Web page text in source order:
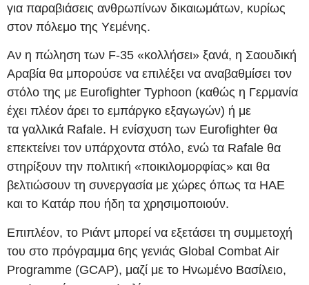
για παραβιάσεις ανθρωπίνων δικαιωμάτων, κυρίως
στον πόλεμο της Υεμένης.
Αν η πώληση των F-35 «κολλήσει» ξανά, η Σαουδική
Αραβία θα μπορούσε να επιλέξει να αναβαθμίσει τον
στόλο της με Eurofighter Typhoon (καθώς η Γερμανία
έχει πλέον άρει το εμπάργκο εξαγωγών) ή με
τα γαλλικά Rafale. Η ενίσχυση των Eurofighter θα
επεκτείνει τον υπάρχοντα στόλο, ενώ τα Rafale θα
στηρίξουν την πολιτική «ποικιλομορφίας» και θα
βελτιώσουν τη συνεργασία με χώρες όπως τα ΗΑΕ
και το Κατάρ που ήδη τα χρησιμοποιούν.
Επιπλέον, το Ριάντ μπορεί να εξετάσει τη συμμετοχή
του στο πρόγραμμα 6ης γενιάς Global Combat Air
Programme (GCAP), μαζί με το Ηνωμένο Βασίλειο,